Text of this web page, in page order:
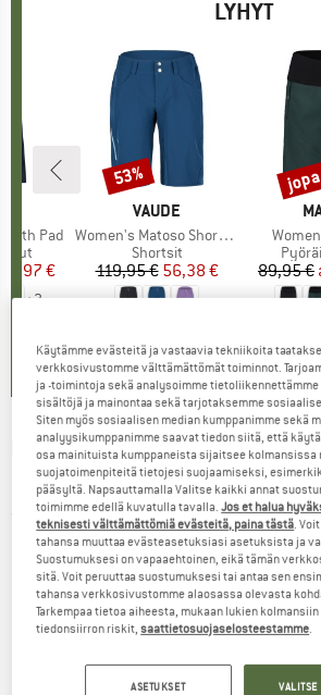
LYHYT
with Pad
hinta
53,97 €
+ 3
MERKKI
VAUDE
Tuote
Women's Matoso Shorts II
Tuoteryhmä
Shortsit
Hinta
119,95 €Alennettu hinta
56,38 €
Alennus
53%
Tuote
89,95 €
LÖFFLER -Bike Tights
Pyöräilyhousut
(0)
Käytämme evästeitä ja vastaavia tekniikoita
verkkosivustomme välttämättömät toiminnot.
ja -toimintoja sekä analysoimme
sisältöjä ja mainontaa sekä tarjotaksemme
Siten myös sosiaalisen median kumppanimme sekä
analyysikumppanimme saavat tiedon siitä, että
osa mainituista kumppaneista sijaitsee kolmansissa
suojatoimenpiteitä tietojesi suojaamiseksi,
pääsyltä. Napsauttamalla Valitse kaikki annat
toimimme edellä kuvatulla tavalla.Jos et halua
teknisesti välttämättömiä evästeitä, paina tästä .
tahansa muuttaa evästeasetuksiasi asetuksista ja
Suostumuksesi on vapaaehtoinen, eikä tämän
sitä. Voit peruuttaa suostumuksesi tai antaa sen
tahansa verkkosivustomme alaosassa olevasta
Tarkempaa tietoa aiheesta, mukaan lukien
tiedonsiirron riskit,saattietosuojaselosteestamme
ASETUKSET